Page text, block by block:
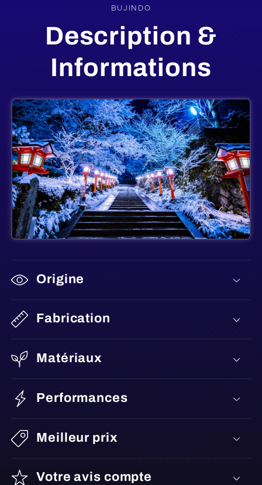
BUJINDO
Description &
Informations
Origine
Fabrication
Matériaux
Performances
Meilleur prix
Votre avis compte